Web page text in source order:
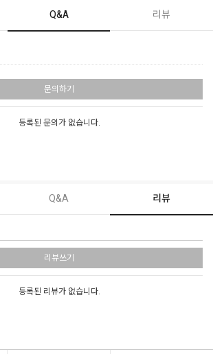
Q&A 리뷰
문의하기
등록된 문의가 없습니다.
Q&A 리뷰
리뷰쓰기
등록된 리뷰가 없습니다.